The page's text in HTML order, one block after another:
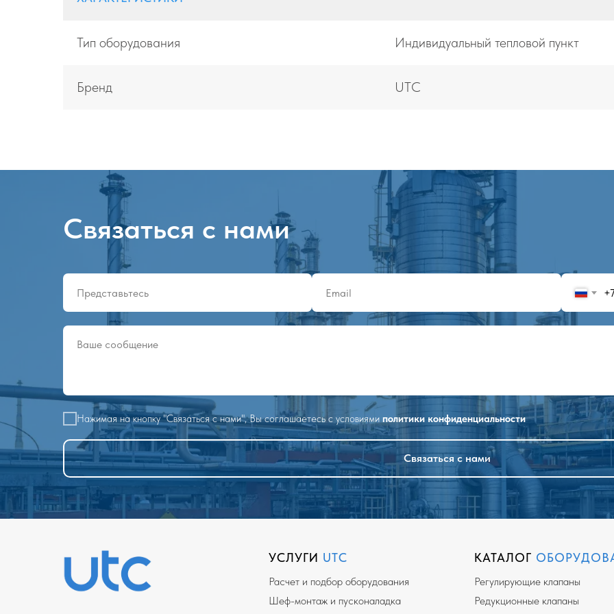
Тип оборудования Индивидуальный тепловой пункт
Бренд UTC
Связаться с нами
Нажимая на кнопку "Связаться с нами", Вы соглашаетесь с условиями политики конфиденциальности
Связаться с нами
УСЛУГИ UTC
Расчет и подбор оборудования
Шеф-монтаж и пусконаладка
КАТАЛОГ
Регулирующие клапаны
Редукционные клапаны